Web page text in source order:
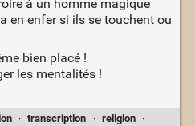
à un homme magique
en enfer si ils se touchent ou
bien placé !
les mentalités !
· transcription · religion
·